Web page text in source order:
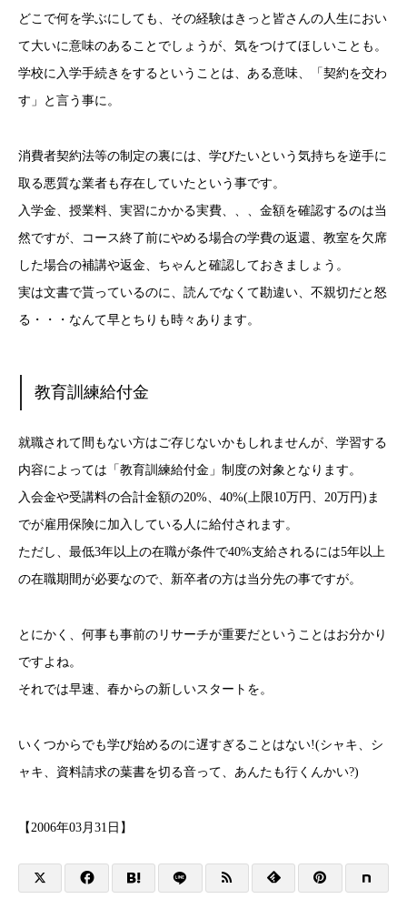
どこで何を学ぶにしても、その経験はきっと皆さんの人生におい
て大いに意味のあることでしょうが、気をつけてほしいことも。
学校に入学手続きをするということは、ある意味、「契約を交わ
す」と言う事に。
消費者契約法等の制定の裏には、学びたいという気持ちを逆手に
取る悪質な業者も存在していたという事です。
入学金、授業料、実習にかかる実費、、、金額を確認するのは当
然ですが、コース終了前にやめる場合の学費の返還、教室を欠席
した場合の補講や返金、ちゃんと確認しておきましょう。
実は文書で貰っているのに、読んでなくて勘違い、不親切だと怒
る・・・なんて早とちりも時々あります。
教育訓練給付金
就職されて間もない方はご存じないかもしれませんが、学習する
内容によっては「教育訓練給付金」制度の対象となります。
入会金や受講料の合計金額の20%、40%(上限10万円、20万円)ま
でが雇用保険に加入している人に給付されます。
ただし、最低3年以上の在職が条件で40%支給されるには5年以上
の在職期間が必要なので、新卒者の方は当分先の事ですが。
とにかく、何事も事前のリサーチが重要だということはお分かり
ですよね。
それでは早速、春からの新しいスタートを。
いくつからでも学び始めるのに遅すぎることはない!(シャキ、シ
ャキ、資料請求の葉書を切る音って、あんたも行くんかい?)
【2006年03月31日】